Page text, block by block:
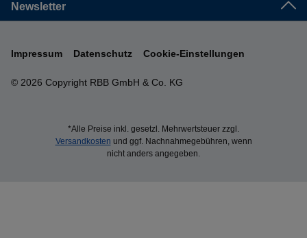
Newsletter
© 2026 Copyright RBB GmbH & Co. KG
Impressum Datenschutz Cookie-Einstellungen
*Alle Preise inkl. gesetzl. Mehrwertsteuer zzgl.
Versandkosten und ggf. Nachnahmegebühren, wenn
nicht anders angegeben.